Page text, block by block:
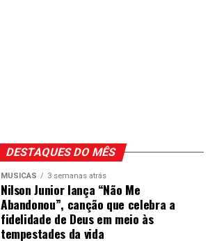
DESTAQUES DO MÊS
MÚSICAS 3 semanas atrás
Nilson Junior lança “Não Me
Abandonou”, canção que celebra a
fidelidade de Deus em meio às
tempestades da vida